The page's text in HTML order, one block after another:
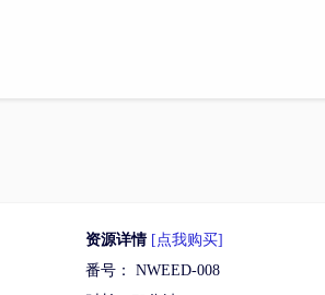
资源详情 [点我购买]
番号： NWEED-008